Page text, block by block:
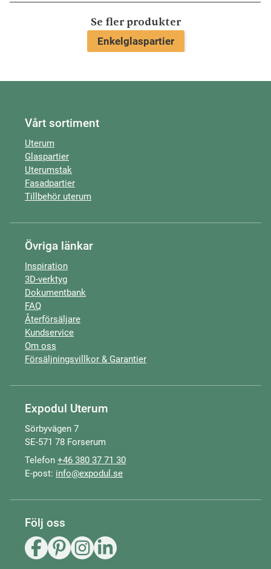
Se fler produkter
Enkelglaspartier
Vårt sortiment
Uterum
Glaspartier
Uterumstak
Fasadpartier
Tillbehör uterum
Övriga länkar
Inspiration
3D-verktyg
Dokumentbank
FAQ
Återförsäljare
Kundservice
Om oss
Försäljningsvillkor & Garantier
Expodul Uterum
Sörbyvägen 7
SE-571 78 Forserum
Telefon +46 380 37 71 30
E-post: info@expodul.se
Följ oss